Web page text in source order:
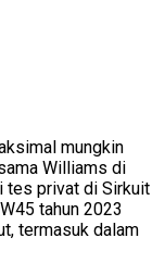
mungkin
Williams di
tes privat di Sirkuit
tahun 2023
termasuk dalam